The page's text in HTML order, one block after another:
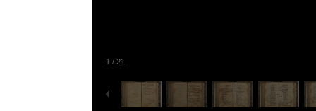
1 / 21